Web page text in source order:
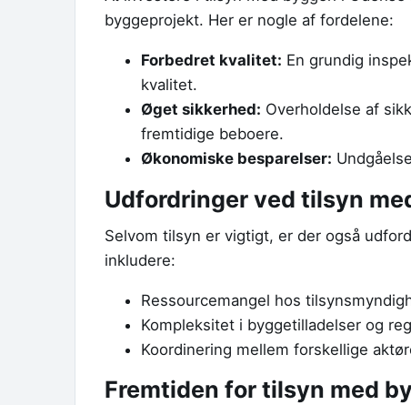
byggeprojekt. Her er nogle af fordelene:
Forbedret kvalitet: En grundig
kvalitet.
Øget sikkerhed: Overholdelse af
fremtidige beboere.
Økonomiske besparelser:
Udfordringer ved tilsyn
Selvom tilsyn er vigtigt, er der også
inkludere:
Ressourcemangel hos
Kompleksitet i byggetilladelser og
Koordinering mellem forskellige
Fremtiden for tilsyn med